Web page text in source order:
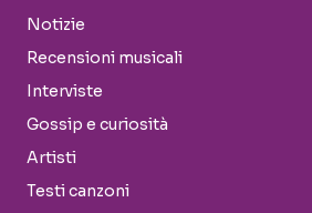
Notizie
Recensioni musicali
Interviste
Gossip e curiosità
Artisti
Testi canzoni